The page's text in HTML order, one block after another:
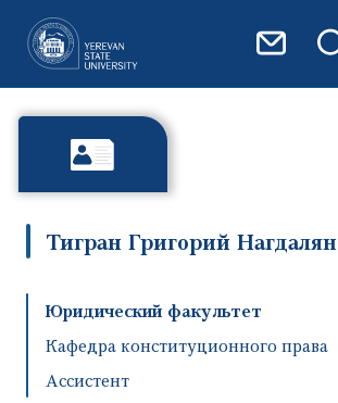
Тигран Григорий Нагдалян
Юридический факультет
Кафедра конституционного права
Ассистент